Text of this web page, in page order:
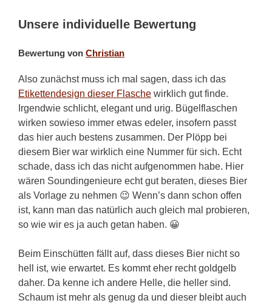
Unsere individuelle Bewertung
Bewertung von Christian
Also zunächst muss ich mal sagen, dass ich das
Etikettendesign dieser Flasche wirklich gut finde.
Irgendwie schlicht, elegant und urig. Bügelflaschen
wirken sowieso immer etwas edeler, insofern passt
das hier auch bestens zusammen. Der Plöpp bei
diesem Bier war wirklich eine Nummer für sich. Echt
schade, dass ich das nicht aufgenommen habe. Hier
wären Soundingenieure echt gut beraten, dieses Bier
als Vorlage zu nehmen 😉 Wenn’s dann schon offen
ist, kann man das natürlich auch gleich mal probieren,
so wie wir es ja auch getan haben. 😀
Beim Einschütten fällt auf, dass dieses Bier nicht so
hell ist, wie erwartet. Es kommt eher recht goldgelb
daher. Da kenne ich andere Helle, die heller sind.
Schaum ist mehr als genug da und dieser bleibt auch